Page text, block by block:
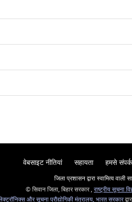
वेबसाइट नीतियां सहायता हमसे
जिला प्रशासन द्वारा स्वामित्व वाली
© सिवान जिला, बिहार सरकार , राष्ट्रीय सूचना
और सूचना प्रौद्योगिकी मंत्रालय, भारत सरकार